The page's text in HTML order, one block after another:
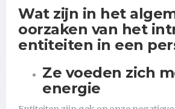
Wat zijn in het
oorzaken van het
entiteiten in een
Ze voeden zich
energie